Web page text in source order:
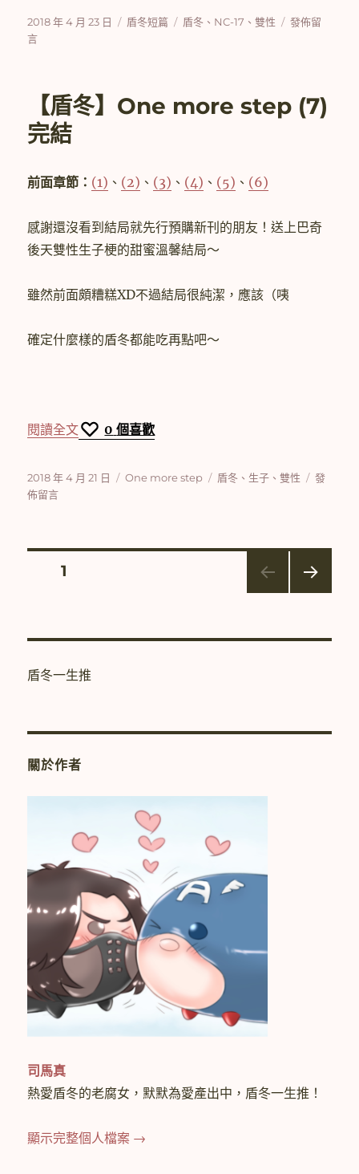
發
佈
2018 年 4 月 23 日
分
盾冬短篇
標
盾冬 、 NC-17 、雙性
在
結〉
發佈留
言
【盾冬】One more step (7)
完結
前面章節： (1) 、 (2) 、 (3) 、 (4) 、 (5) 、 (6)
感謝還沒看到結局就先行預購新刊的朋友！送上巴奇
後天雙性生子梗的甜蜜溫馨結局～
雖然前面頗糟糕XD不過結局很純潔，應該（咦
確定什麼樣的盾冬都能吃再點吧～
閱讀全文〈【盾冬】One more step (7)完結〉
0 個喜歡
發
佈
2018 年 4 月 21 日
分
One more step
標
盾冬 、 生子 、雙性
在
(7)
完
發
佈留言
分
頁
頁次1
盾冬一生推
關於作者
司馬真
熱愛盾冬的老腐女，默默為愛產出中，盾冬一生推！
顯示完整個人檔案 →